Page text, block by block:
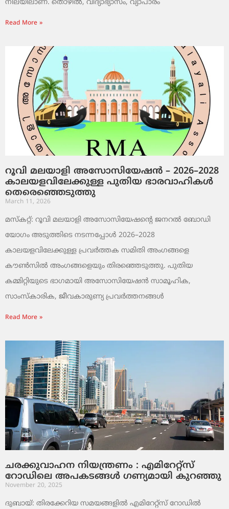
നിലയിലാണ്. തൊഴിൽ, വിദ്യാഭ്യാസം, വ്യാപാരം
Read More »
റൂവി മലയാളി അസോസിയേഷൻ – 2026–2028
കാലയളവിലേക്കുള്ള പുതിയ ഭാരവാഹികൾ
തെരെഞ്ഞെടുത്തു
March 11, 2026
മസ്കറ്റ്: റൂവി മലയാളി അസോസിയേഷന്റെ ജനറൽ ബോഡി
യോഗം അടുത്തിടെ നടന്നപ്പോൾ 2026–2028
കാലയളവിലേക്കുള്ള പ്രവർത്തക സമിതി അംഗങ്ങളെ
കൗൺസിൽ അംഗങ്ങളെയും തിരഞ്ഞെടുത്തു. പുതിയ
കമ്മിറ്റിയുടെ ഭാഗമായി അസോസിയേഷൻ സാമൂഹിക,
സാംസ്‌കാരിക, ജീവകാരുണ്യ പ്രവർത്തനങ്ങൾ
Read More »
ചരക്കുവാഹന നിയന്ത്രണം : എമിറേറ്റ്സ്
റോഡിലെ അപകടങ്ങൾ ഗണ്യമായി കുറഞ്ഞു
November 20, 2025
ദുബായ്: തിരക്കേറിയ സമയങ്ങളിൽ എമിറേറ്റ്സ് റോഡിൽ